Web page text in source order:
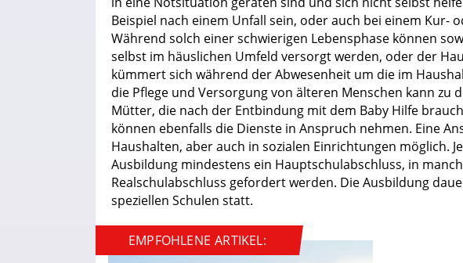
Beispiel nach einem Unfall sein, oder auch bei einem Kur-
Während solch einer schwierigen Lebensphase können
selbst im häuslichen Umfeld versorgt werden, oder der
kümmert sich während der Abwesenheit um die im
die Pflege und Versorgung von älteren Menschen kann zu
Mütter, die nach der Entbindung mit dem Baby Hilfe
können ebenfalls die Dienste in Anspruch nehmen. Eine
Haushalten, aber auch in sozialen Einrichtungen möglich.
Ausbildung mindestens ein Hauptschulabschluss, in
Realschulabschluss gefordert werden. Die Ausbildung
speziellen Schulen statt.
EMPFOHLENE ARTIKEL: